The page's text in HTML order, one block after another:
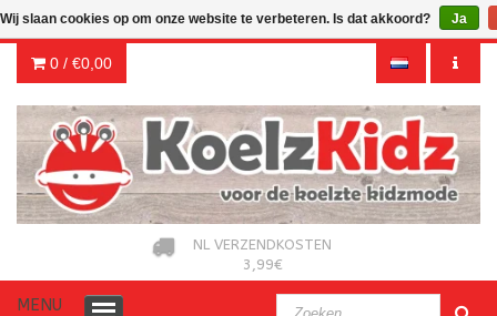
0 / €0,00
NL VERZENDKOSTEN
3,99€
MENU
Wij slaan cookies op om onze website te verbeteren. Is dat akkoord? Ja